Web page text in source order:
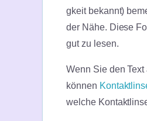
gkeit bekannt)
der Nähe. Diese
gut zu lesen.
Wenn Sie den
können
welche